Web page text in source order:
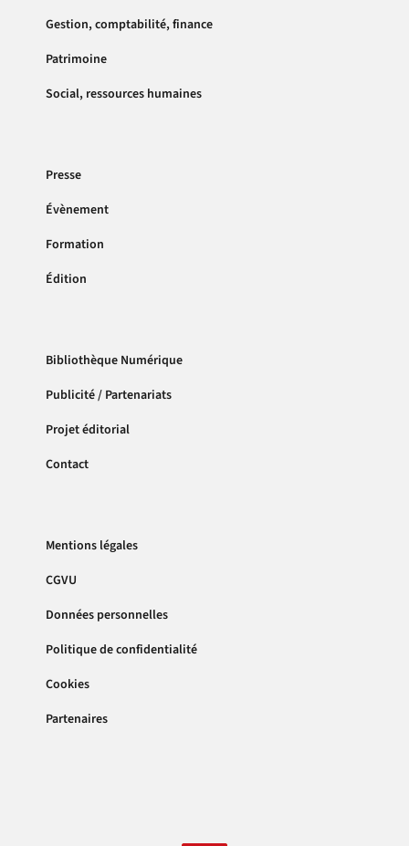
Gestion, comptabilité, finance
Patrimoine
Social, ressources humaines
Presse
Évènement
Formation
Édition
Bibliothèque Numérique
Publicité / Partenariats
Projet éditorial
Contact
Mentions légales
CGVU
Données personnelles
Politique de confidentialité
Cookies
Partenaires